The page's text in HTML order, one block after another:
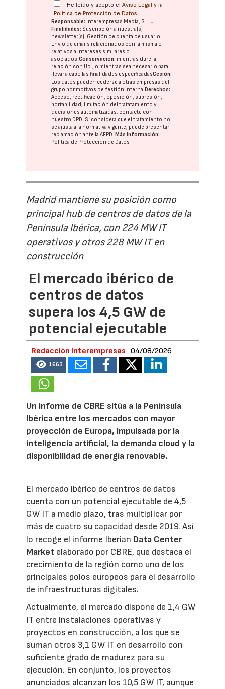
He leído y acepto elAviso Legal y la
Política de Protección de Datos
Responsable: Interempresas Media, S.L.U.
Finalidades: Suscripción a nuestra(s)
newsletter(s). Gestión de cuenta de usuario.
Envío de emails relacionados con la misma o
relativos a intereses similares o
asociados.Conservación: mientras dure la
relación con Ud., o mientras sea necesario para
llevar a cabo las finalidades especificadasCesión:
Los datos pueden cederse a otras empresas del
grupo por motivos de gestión interna.Derechos:
Acceso, rectificación, oposición, supresión,
portabilidad, limitación del tratatamiento y
decisiones automatizadas: contacte con
nuestro DPD . Si considera que el tratamiento no
se ajusta a la normativa vigente, puede presentar
reclamación ante laAEPD .Más información:
Política de Protección de Datos
Madrid mantiene su posición como
principal hub de centros de datos de la
Península Ibérica, con 224 MW IT
operativos y otros 228 MW IT en
construcción
El mercado ibérico de
centros de datos
supera los 4,5 GW de
potencial ejecutable
Redacción Interempresas 04/08/2026
1663
Un informe de CBRE sitúa a la Península
Ibérica entre los mercados con mayor
proyección de Europa, impulsada por la
inteligencia artificial, la demanda cloud y la
disponibilidad de energía renovable.
El mercado ibérico de centros de datos
cuenta con un potencial ejecutable de 4,5
GW IT a medio plazo, tras multiplicar por
más de cuatro su capacidad desde 2019. Así
lo recoge el informe Iberian Data Center
Market elaborado por CBRE, que destaca el
crecimiento de la región como uno de los
principales polos europeos para el desarrollo
de infraestructuras digitales.
Actualmente, el mercado dispone de 1,4 GW
IT entre instalaciones operativas y
proyectos en construcción, a los que se
suman otros 3,1 GW IT en desarrollo con
suficiente grado de madurez para su
ejecución. En conjunto, los proyectos
anunciados alcanzan los 10,5 GW IT, aunque